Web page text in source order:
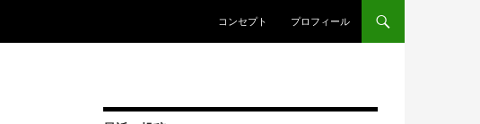
コンセプト
プロフィール